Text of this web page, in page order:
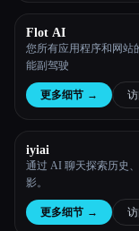
Flot AI
您所有应用程序和网站
能副驾驶
更多细节 →
iyiai
通过 AI 聊天探索历史
影。
更多细节 →